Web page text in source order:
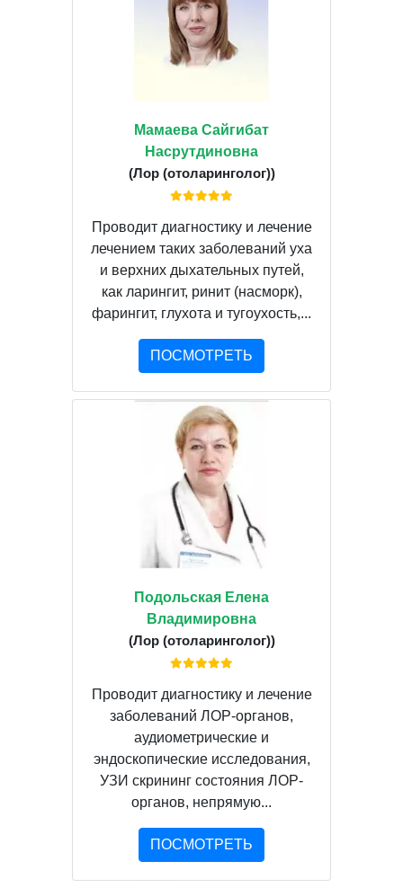
Мамаева Сайгибат
Насрутдиновна
(Лор (отоларинголог))
Проводит диагностику и лечение
лечением таких заболеваний уха
и верхних дыхательных путей,
как ларингит, ринит (насморк),
фарингит, глухота и тугоухость,...
ПОСМОТРЕТЬ
Подольская Елена
Владимировна
(Лор (отоларинголог))
Проводит диагностику и лечение
заболеваний ЛОР-органов,
аудиометрические и
эндоскопические исследования,
УЗИ скрининг состояния ЛОР-
органов, непрямую...
ПОСМОТРЕТЬ